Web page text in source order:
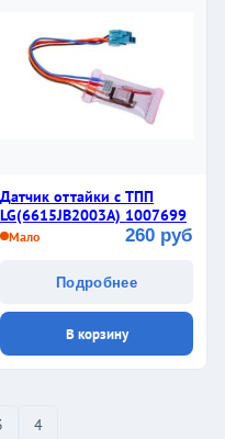
Датчик оттайки с ТПП
LG(6615JB2003A) 1007699
Мало 260 руб
Подробнее
В корзину
4